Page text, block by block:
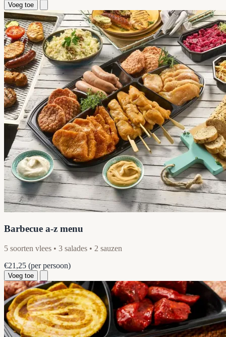
Voeg toe
Barbecue a-z menu
5 soorten vlees • 3 salades • 2 sauzen
€21,25 (per persoon)
Voeg toe